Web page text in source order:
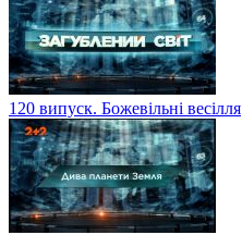
120 випуск. Божевільні весілля